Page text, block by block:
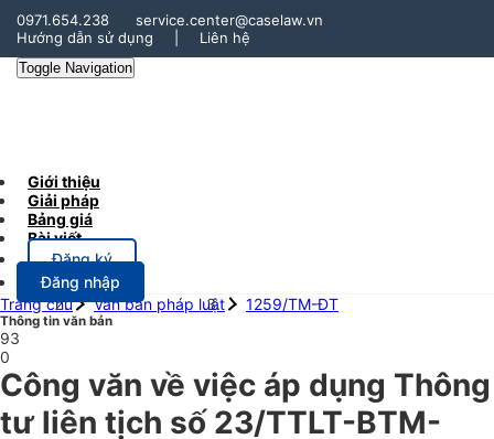
0971.654.238
service.center@caselaw.vn
Hướng dẫn sử dụng
Liên hệ
Toggle Navigation
Giới thiệu
Giải pháp
Bảng giá
Bài viết
Đăng ký
Đăng nhập
Trang chủ
Văn bản pháp luật 1259/TM-ĐT
Thông tin văn bản
93
0
Công văn về việc áp dụng Thông
tư liên tịch số 23/TTLT-BTM-